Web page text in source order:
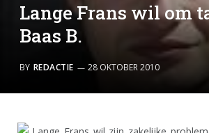
Lange Frans wil om
Baas B.
BY REDACTIE 28 OKTOBER 2010